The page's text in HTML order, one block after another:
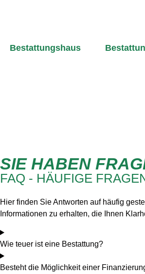
Bestattungshaus
SIE HABEN
FAQ - HÄUFIGE
Hier finden Sie Antworten auf häufig
Informationen zu erhalten, die Ihnen
Wie teuer ist eine Bestattung?
Besteht die Möglichkeit einer